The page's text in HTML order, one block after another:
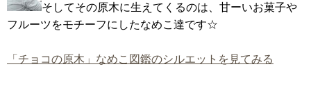
そしてその原木に生えてくるのは、甘ーいお菓子や
フルーツをモチーフにしたなめこ達です☆
「チョコの原木」なめこ図鑑のシルエットを見てみる